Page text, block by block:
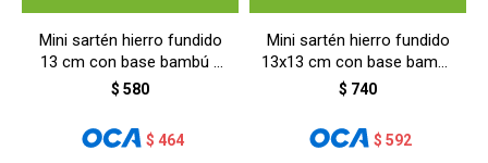
Mini sartén hierro fundido
13 cm con base bambú -
NEGRO
$ 580
$ 464
Mini sartén hierro fundido
13x13 cm con base bambú
- NEGRO
$ 740
$ 592